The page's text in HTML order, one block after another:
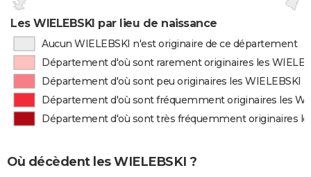
Les WIELEBSKI par lieu de naissance
Aucun WIELEBSKI n'est originaire de ce département
Département d'où sont rarement originaires les
Département d'où sont peu originaires les WIELEBSKI
Département d'où sont fréquemment originaires les
Département d'où sont très fréquemment originaires
Où décèdent les WIELEBSKI ?